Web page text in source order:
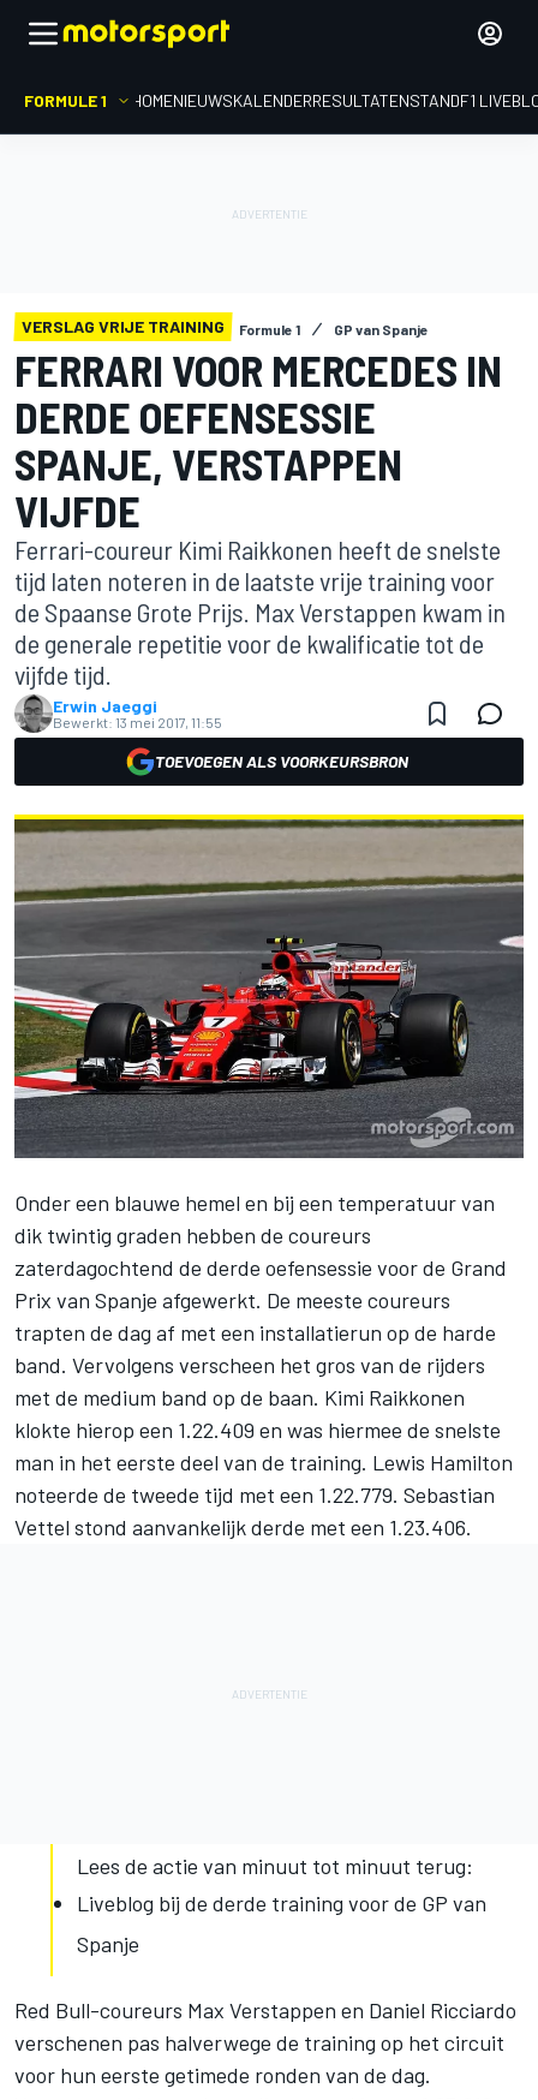
FORMULE 1 HOMENIEUWSKALENDERRESULTATENSTANDF1
VERSLAG VRIJE TRAINING Formule 1 GP van Spanje
FERRARI VOOR MERCEDES IN
DERDE OEFENSESSIE
SPANJE, VERSTAPPEN
VIJFDE
Ferrari-coureur Kimi Raikkonen heeft de snelste
tijd laten noteren in de laatste vrije training voor
de Spaanse Grote Prijs. Max Verstappen kwam in
de generale repetitie voor de kwalificatie tot de
vijfde tijd.
Erwin Jaeggi
Bewerkt: 13 mei 2017, 11:55
TOEVOEGEN ALS VOORKEURSBRON
Onder een blauwe hemel en bij een temperatuur van
dik twintig graden hebben de coureurs
zaterdagochtend de derde oefensessie voor de Grand
Prix van Spanje afgewerkt. De meeste coureurs
trapten de dag af met een installatierun op de harde
band. Vervolgens verscheen het gros van de rijders
met de medium band op de baan. Kimi Raikkonen
klokte hierop een 1.22.409 en was hiermee de snelste
man in het eerste deel van de training. Lewis Hamilton
noteerde de tweede tijd met een 1.22.779. Sebastian
Vettel stond aanvankelijk derde met een 1.23.406.
Lees de actie van minuut tot minuut terug:
Liveblog bij de derde training voor de GP van
Spanje
Red Bull-coureurs Max Verstappen en Daniel Ricciardo
verschenen pas halverwege de training op het circuit
voor hun eerste getimede ronden van de dag.